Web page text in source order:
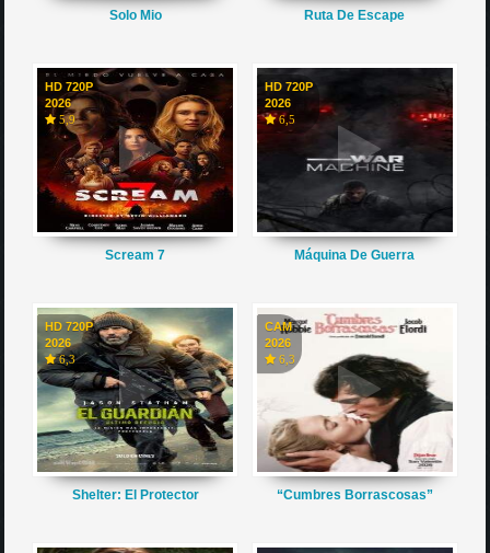
Solo Mio Ruta De Escape
HD 720P
2026
5,9
Scream 7
HD 720P
2026
6,5
Máquina De Guerra
HD 720P
2026
6,3
Shelter: El Protector
CAM
2026
6,3
“Cumbres Borrascosas”